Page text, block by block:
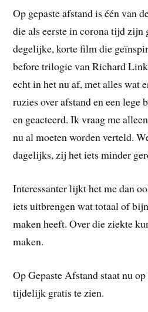
Op gepaste afstand is één van
die als eerste in corona tijd zijn
degelijke, korte film die
before trilogie van Richard
echt in het nu af, met alles wat
ruzies over afstand en een lege
en geacteerd. Ik vraag me
nu al moeten worden verteld.
dagelijks, zij het iets minder
Interessanter lijkt het me dan
iets uitbrengen wat totaal of
maken heeft. Over die ziekte
maken.
Op Gepaste Afstand staat nu
tijdelijk gratis te zien.